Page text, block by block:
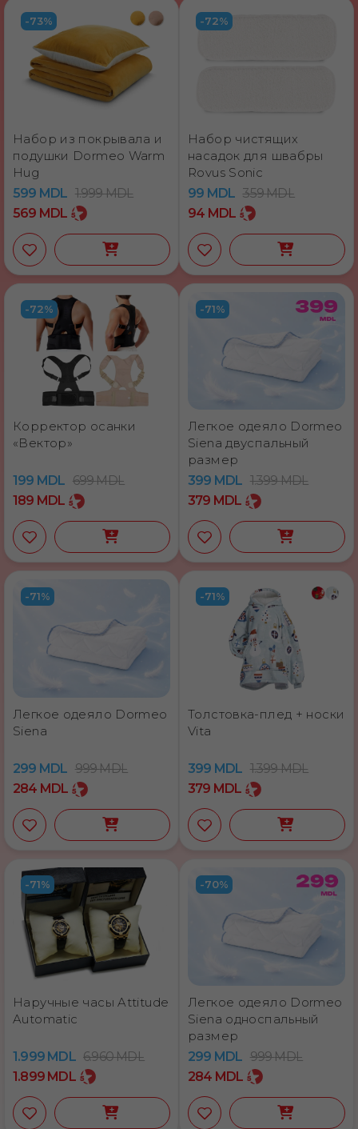
-73%
Набор из покрывала и
подушки Dormeo Warm
Hug
599 MDL 1.999MDL
569 MDL
-72%
Набор чистящих
насадок для швабры
Rovus Sonic
99 MDL 359MDL
94 MDL
-72%
Корректор осанки
«Вектор»
199 MDL 699MDL
189 MDL
-71%
Легкое одеяло Dormeo
Siena двуспальный
размер
399 MDL 1.399MDL
379 MDL
-71%
Легкое одеяло Dormeo
Siena
299 MDL 999MDL
284 MDL
-71%
Толстовка-плед + носки
Vita
399 MDL 1.399MDL
379 MDL
-71%
Наручные часы Attitude
Automatic
1.999 MDL 6.960MDL
1.899 MDL
-70%
Легкое одеяло Dormeo
Siena односпальный
размер
299 MDL 999MDL
284 MDL